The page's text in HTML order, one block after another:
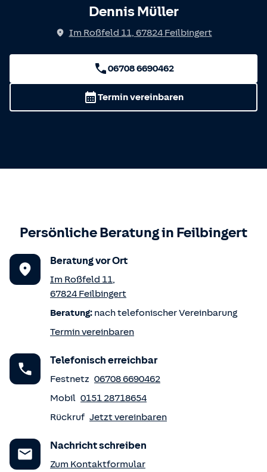
Dennis Müller
Im Roßfeld 11, 67824 Feilbingert
06708 6690462
Termin vereinbaren
Persönliche Beratung in Feilbingert
Beratung vor Ort
Im Roßfeld 11,
67824 Feilbingert
Beratung: nach telefonischer Vereinbarung
Termin vereinbaren
Telefonisch erreichbar
Festnetz 06708 6690462
Mobil 0151 28718654
Rückruf Jetzt vereinbaren
Nachricht schreiben
Zum Kontaktformular